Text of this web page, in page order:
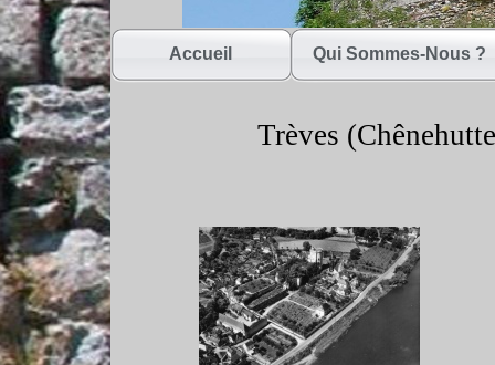
Accueil Qui Sommes-Nous ?
Trèves